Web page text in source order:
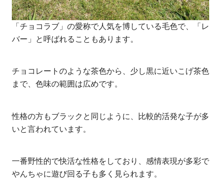
「チョコラブ」の愛称で人気を博している毛色で、「レ
バー」と呼ばれることもあります。
チョコレートのような茶色から、少し黒に近いこげ茶色
まで、色味の範囲は広めです。
性格の方もブラックと同じように、比較的活発な子が多
いと言われています。
一番野性的で快活な性格をしており、感情表現が多彩で
やんちゃに遊び回る子も多く見られます。